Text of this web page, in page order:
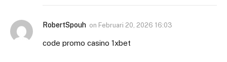
RobertSpouh on Februari 20, 2026 16:03
code promo casino 1xbet